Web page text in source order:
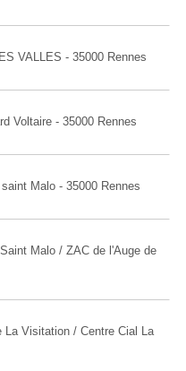
VALLES - 35000 Rennes
Voltaire - 35000 Rennes
Malo - 35000 Rennes
Malo / ZAC de l'Auge de
La Visitation / Centre Cial La